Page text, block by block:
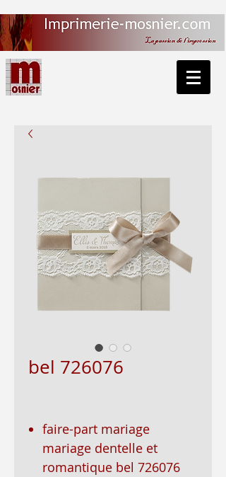
bel 726076
faire-part mariage
mariage dentelle et
romantique bel 726076